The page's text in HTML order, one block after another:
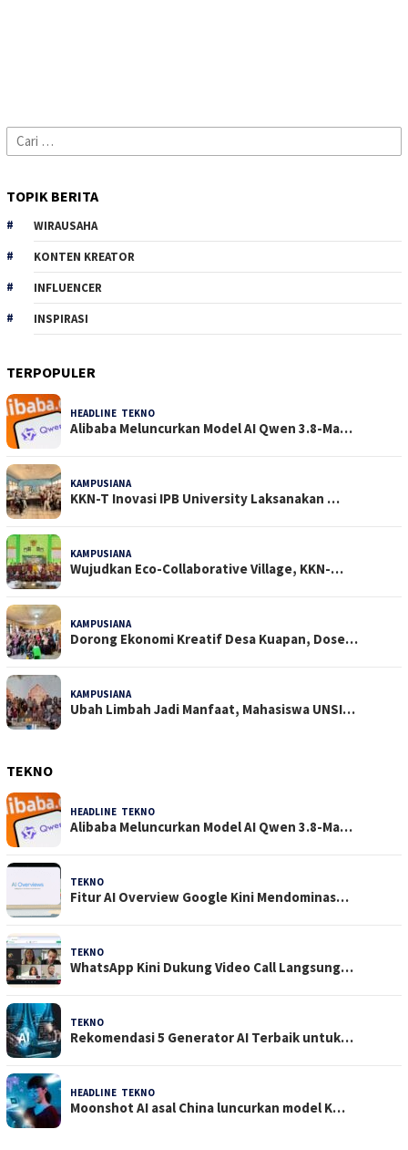
Cari
untuk:
TOPIK BERITA
WIRAUSAHA
KONTEN KREATOR
INFLUENCER
INSPIRASI
TERPOPULER
HEADLINE TEKNO
Alibaba Meluncurkan Model AI Qwen 3.8-Ma…
KAMPUSIANA
KKN-T Inovasi IPB University Laksanakan …
KAMPUSIANA
Wujudkan Eco-Collaborative Village, KKN-…
KAMPUSIANA
Dorong Ekonomi Kreatif Desa Kuapan, Dose…
KAMPUSIANA
Ubah Limbah Jadi Manfaat, Mahasiswa UNSI…
TEKNO
HEADLINE TEKNO
Alibaba Meluncurkan Model AI Qwen 3.8-Ma…
TEKNO
Fitur AI Overview Google Kini Mendominas…
TEKNO
WhatsApp Kini Dukung Video Call Langsung…
TEKNO
Rekomendasi 5 Generator AI Terbaik untuk…
HEADLINE TEKNO
Moonshot AI asal China luncurkan model K…